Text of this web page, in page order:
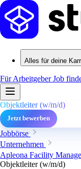
Alles für deine
Für ArbeitgeberJob
Objektleiter (w/m/d)
Jetzt bewerben
Jobbörse
Unternehmen
Apleona Facility
Objektleiter (w/m/d)